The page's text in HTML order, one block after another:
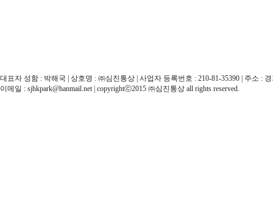
대표자 성함 : 박해국 | 상호명 : ㈜심진통상 | 사업자 등록번호 : 210-81-35390 | 주소 :
이메일 : sjhkpark@hanmail.net | copyrightⓒ2015 ㈜심진통상 all rights reserved.